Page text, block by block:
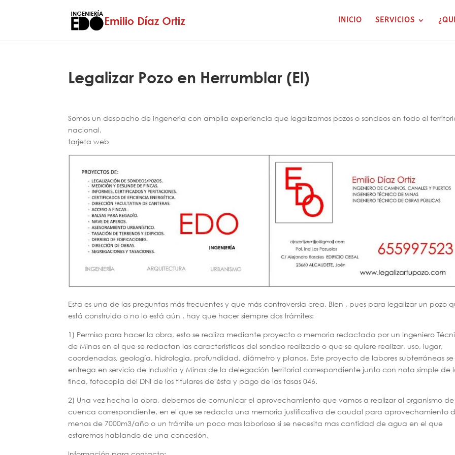
INICIO SERVICIOS
Legalizar Pozo en Herrumblar (El)
Somos un despacho de ingenería con amplia experiencia que legalizamos pozos o sondeos en todo el
nacional.
tarjeta web
Esta es una de las preguntas más frecuentes y que más controversia crea. Bien , pues para legalizar un pozo
está construido o no lo está aún , hay que hacer siempre dos trámites:
1) Permiso para hacer la obra, esto se realiza mediante proyecto o memoria redactado por un Ingeniero
de Minas en el que se redactan las características del sondeo realizado o que se quiere realizar, uso, lugar,
coordenadas, geología, hidrologia, profundidad, diámetro y planos. Este proyecto de labores subterráneas se
entrega en servicio de Industria y Minas de la delegación territorial correspondiente junto con nota simple de
finca, fotocopia del DNI de los titulares de ésta y pago de las tasas 046.
2) Una vez hecha la obra, debemos de comunicar el aprovechamiento que vamos a realizar al organismo de
cuenca correspondiente, en el que se redacta una memoria justificativa de caudal para aprovechamiento
menos de 7000m3/año o un trámite un poco mas laborioso si se necesita mas cantidad de agua en el que
estaremos hablando de una concesión.